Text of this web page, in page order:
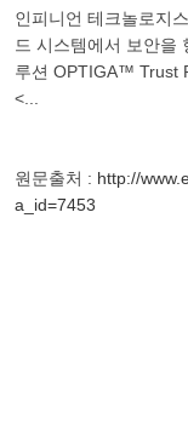
인피니언 테크놀로지
드 시스템에서 보안을
루션 OPTIGA™ Trust
<...
원문출처 : http://
a_id=7453